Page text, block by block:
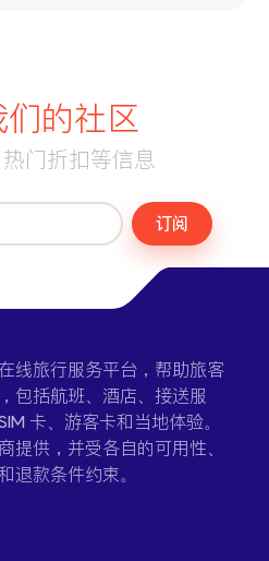
的社区
门折扣等信息
订阅
线旅行服务平台，帮助旅客
包括航班、酒店、接送服
卡、游客卡和当地体验。
提供，并受各自的可用性、
退款条件约束。